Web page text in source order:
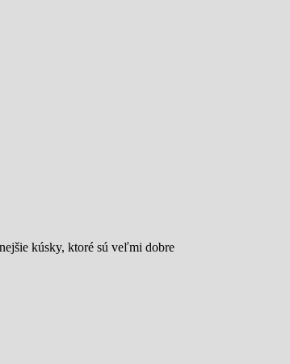
kúsky, ktoré sú veľmi dobre